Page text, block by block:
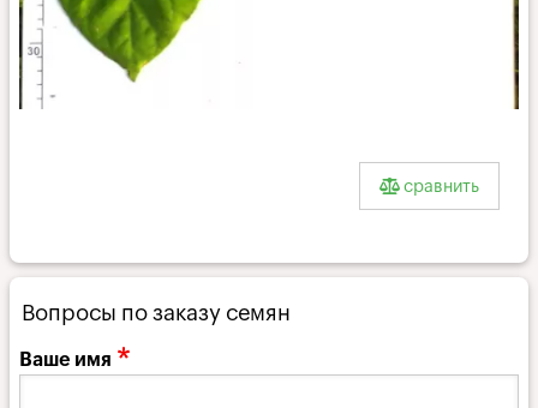
сравнить
Вопросы по заказу семян
Ваше имя